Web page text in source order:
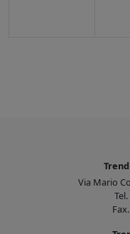
Via Mario